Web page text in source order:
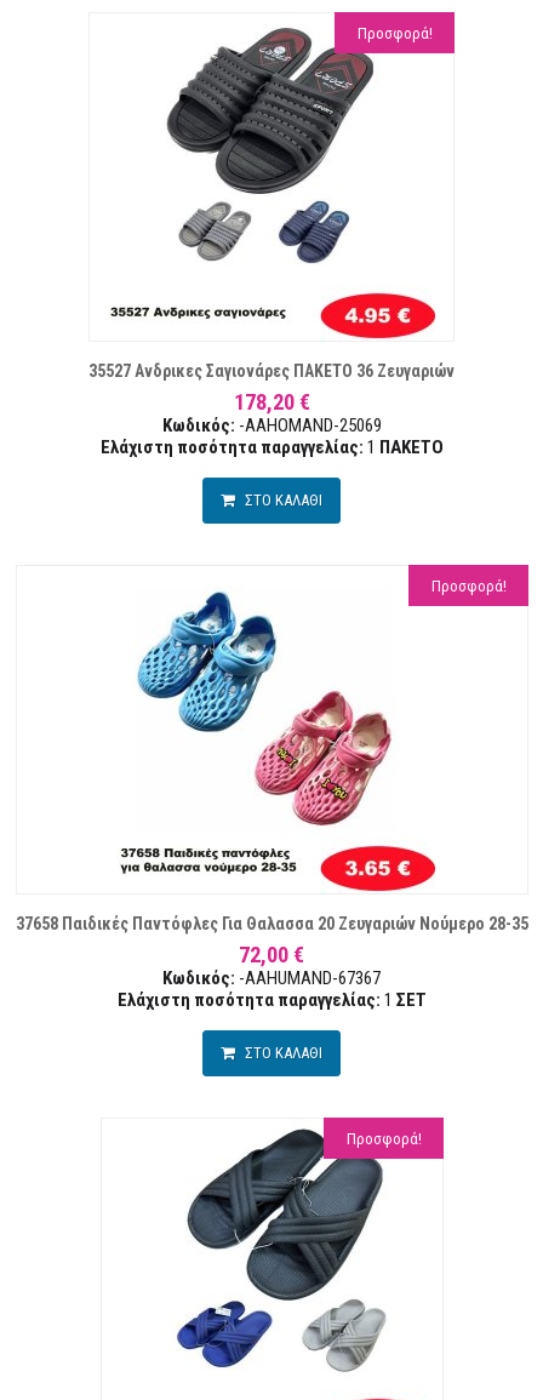
Προσφορά!
35527 Ανδρικες Σαγιονάρες ΠΑΚΕΤΟ 36 Ζευγαριών
178,20 €
Κωδικός: -AAHOMAND-25069
Ελάχιστη ποσότητα παραγγελίας: 1 ΠΑΚΕΤΟ
ΣΤΟ ΚΑΛΑΘΙ
Προσφορά!
37658 Παιδικές Παντόφλες Για Θαλασσα 20 Ζευγαριών Νούμερο 28-35
72,00 €
Κωδικός: -AAHUMAND-67367
Ελάχιστη ποσότητα παραγγελίας: 1 ΣΕΤ
ΣΤΟ ΚΑΛΑΘΙ
Προσφορά!